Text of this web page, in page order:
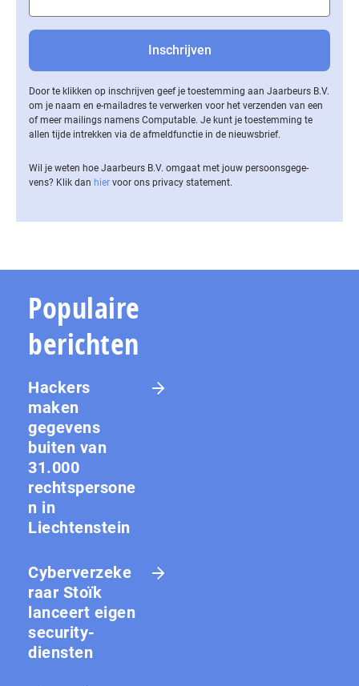
Door te klikken op inschrijven geef je toestemming aan Jaarbeurs B.V.
om je naam en e-mailadres te verwerken voor het verzenden van een
of meer mailings namens Computable. Je kunt je toestemming te
allen tijde intrekken via de af­meld­func­tie in de nieuwsbrief.
Wil je weten hoe Jaarbeurs B.V. omgaat met jouw per­soons­ge­ge­
vens? Klik dan hier voor ons privacy statement.
Populaire
berichten
Hackers
maken
gegevens
buiten van
31.000
rechtspersone
n in
Liechtenstein
Cyberverzeke
raar Stoïk
lanceert eigen
security-
diensten